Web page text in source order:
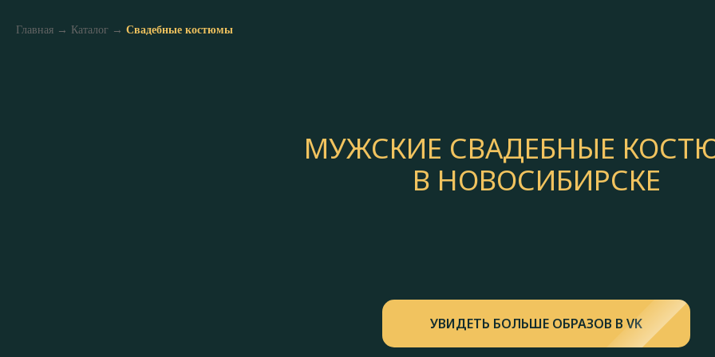
Главная → Каталог → Свадебные костюмы
МУЖСКИЕ СВАДЕБНЫЕ
В НОВОСИБИРСКЕ
УВИДЕТЬ БОЛЬШЕ ОБРАЗОВ В VK